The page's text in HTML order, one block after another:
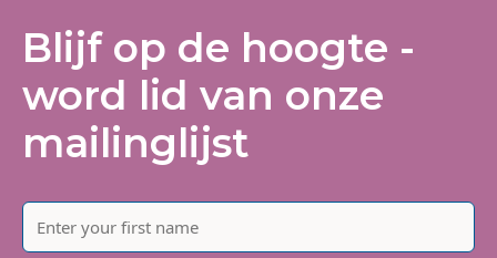
Blijf op de hoogte -
word lid van onze
mailinglijst